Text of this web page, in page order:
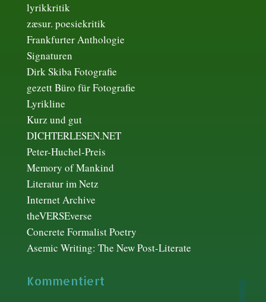
lyrikkritik
zæsur. poesiekritik
Frankfurter Anthologie
Signaturen
Dirk Skiba Fotografie
gezett Büro für Fotografie
Lyrikline
Kurz und gut
DICHTERLESEN.NET
Peter-Huchel-Preis
Memory of Mankind
Literatur im Netz
Internet Archive
theVERSEverse
Concrete Formalist Poetry
Asemic Writing: The New Post-Literate
Kommentiert